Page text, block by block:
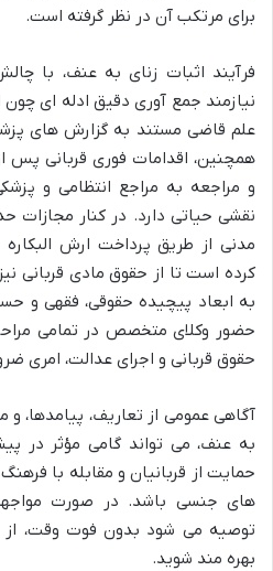
برای مرتکب آن در نظر گرفته است.
فرآیند اثبات زنای به عنف، با
نیازمند جمع آوری دقیق ادله ای چون
علم قاضی مستند به گزارش های
همچنین، اقدامات فوری قربانی پس
و مراجعه به مراجع انتظامی و
نقشی حیاتی دارد. در کنار مجازات
مدنی از طریق پرداخت ارش
کرده است تا از حقوق مادی قربانی
به ابعاد پیچیده حقوقی، فقهی و
حضور وکلای متخصص در تمامی
حقوق قربانی و اجرای عدالت، امری
آگاهی عمومی از تعاریف، پیامدها، و
به عنف، می تواند گامی مؤثر در
حمایت از قربانیان و مقابله با
های جنسی باشد. در صورت
توصیه می شود بدون فوت وقت،
بهره مند شوید.